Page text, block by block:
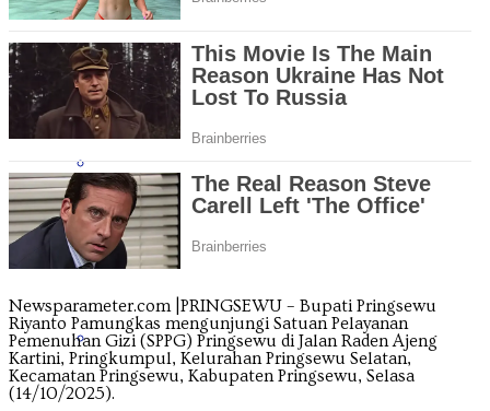
Jawa Tengah
Kalimantan Barat
Kalimantan Selatan
Newsparameter.com |PRINGSEWU – Bupati Pringsewu
Riyanto Pamungkas mengunjungi Satuan Pelayanan
Pemenuhan Gizi (SPPG) Pringsewu di Jalan Raden Ajeng
Kartini, Pringkumpul, Kelurahan Pringsewu Selatan,
Kecamatan Pringsewu, Kabupaten Pringsewu, Selasa
(14/10/2025).